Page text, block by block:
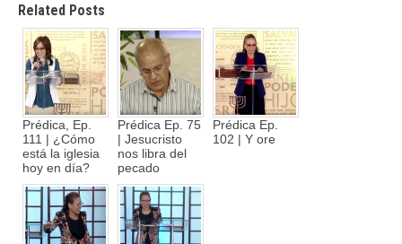
Related Posts
Prédica, Ep.
111 | ¿Cómo
está la iglesia
hoy en día?
Prédica Ep. 75
| Jesucristo
nos libra del
pecado
Prédica Ep.
102 | Y ore